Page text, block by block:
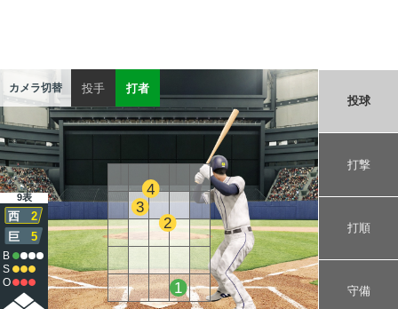
カメラ切替 投手 打者
9表
西
2
巨
5
B
S
O
1
2
3
4
投球
打撃
打順
守備